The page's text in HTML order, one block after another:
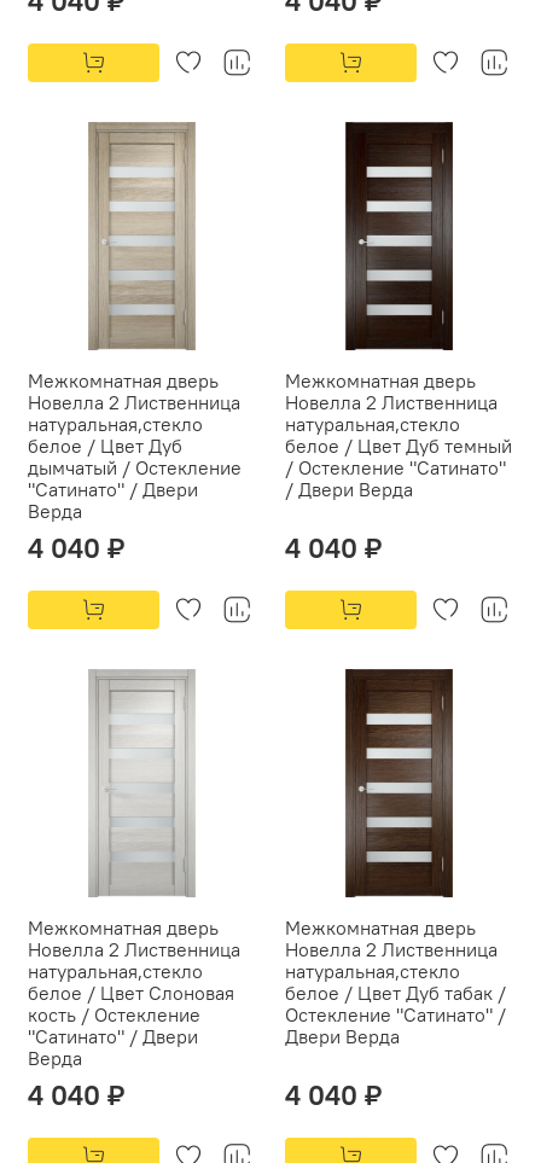
Межкомнатная дверь
Новелла 2 Лиственница
натуральная,стекло
белое / Цвет Дуб
дымчатый / Остекление
"Сатинато" / Двери
Верда
4 040 ₽
Межкомнатная дверь
Новелла 2 Лиственница
натуральная,стекло
белое / Цвет Дуб темный
/ Остекление "Сатинато"
/ Двери Верда
4 040 ₽
Межкомнатная дверь
Новелла 2 Лиственница
натуральная,стекло
белое / Цвет Слоновая
кость / Остекление
"Сатинато" / Двери
Верда
4 040 ₽
Межкомнатная дверь
Новелла 2 Лиственница
натуральная,стекло
белое / Цвет Дуб табак /
Остекление "Сатинато" /
Двери Верда
4 040 ₽